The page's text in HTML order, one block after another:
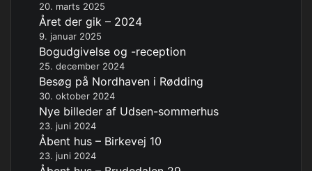
20. marts 2025
Året der gik – 2024
9. januar 2025
Bogudgivelse og -reception
25. december 2024
Besøg på Nordhaven i Rødding
30. oktober 2024
Nye billeder af Udsen-sommerhus
23. juni 2024
Åbent hus – Birkevej 10
23. juni 2024